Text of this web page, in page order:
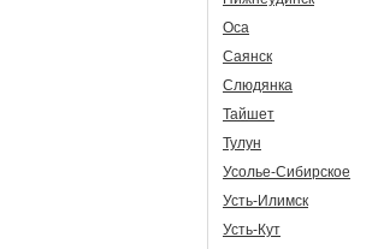
Оса
Саянск
Слюдянка
Тайшет
Тулун
Усолье-Сибирское
Усть-Илимск
Усть-Кут